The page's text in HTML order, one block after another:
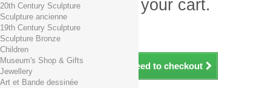
There is 1 item in your cart.
Total products (tax incl.)
Total shipping TTC
Total (tax incl.)
Continue shopping Proceed to checkout
20th Century Sculpture
Sculpture ancienne
19th Century Sculpture
Sculpture Bronze
Children
Museum's Shop & Gifts
Jewellery
Art et Bande dessinée